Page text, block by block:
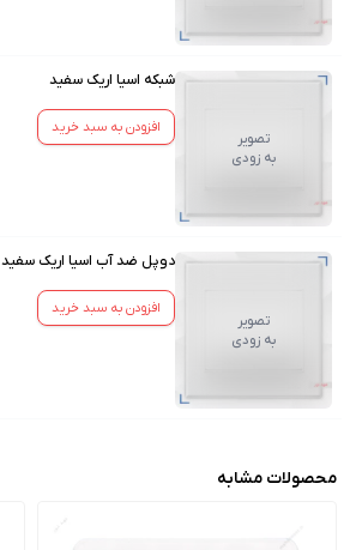
تصویر
به زودی
شبکه اسیا اریک سفید
افزودن به سبد خرید
تصویر
به زودی
دوپل ضد آب اسیا اریک سفید
افزودن به سبد خرید
محصولات مشابه